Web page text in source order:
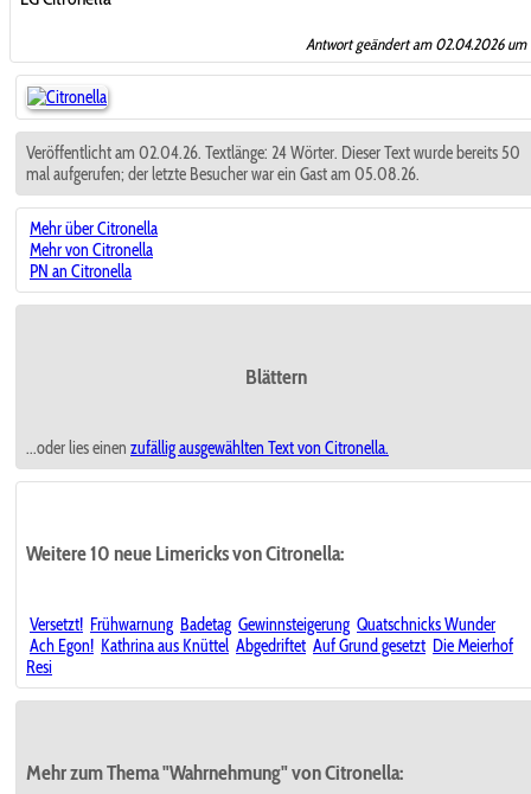
Antwort geändert am 02.04.2026 um
Veröffentlicht am 02.04.26. Textlänge: 24 Wörter. Dieser Text wurde bereits 50
mal aufgerufen; der letzte Besucher war ein Gast am 05.08.26.
Mehr über Citronella
Mehr von Citronella
PN an Citronella
Blättern
...oder lies einen zufällig ausgewählten Text von Citronella.
Weitere 10 neue Limericks von Citronella:
Versetzt! Frühwarnung Badetag Gewinnsteigerung Quatschnicks Wunder
Ach Egon! Kathrina aus Knüttel Abgedriftet Auf Grund gesetzt Die Meierhof
Resi
Mehr zum Thema "Wahrnehmung" von Citronella: